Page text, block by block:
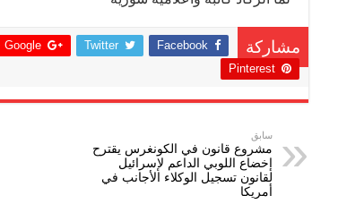
مشاركة Facebook
Twitter
Google +
Pinterest
سابق
مشروع قانون في الكونغرس يقترح
إخضاع اللوبي الداعم لإسرائيل
لقانون تسجيل الوكلاء الأجانب في
أمريكا